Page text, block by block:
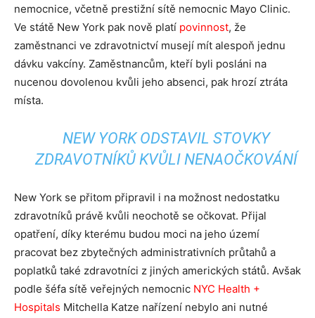
nemocnice, včetně prestižní sítě nemocnic Mayo Clinic.
Ve státě New York pak nově platí povinnost, že
zaměstnanci ve zdravotnictví musejí mít alespoň jednu
dávku vakcíny. Zaměstnancům, kteří byli posláni na
nucenou dovolenou kvůli jeho absenci, pak hrozí ztráta
místa.
NEW YORK ODSTAVIL STOVKY
ZDRAVOTNÍKŮ KVŮLI NENAOČKOVÁNÍ
New York se přitom připravil i na možnost nedostatku
zdravotníků právě kvůli neochotě se očkovat. Přijal
opatření, díky kterému budou moci na jeho území
pracovat bez zbytečných administrativních průtahů a
poplatků také zdravotníci z jiných amerických států. Avšak
podle šéfa sítě veřejných nemocnic NYC Health +
Hospitals Mitchella Katze nařízení nebylo ani nutné